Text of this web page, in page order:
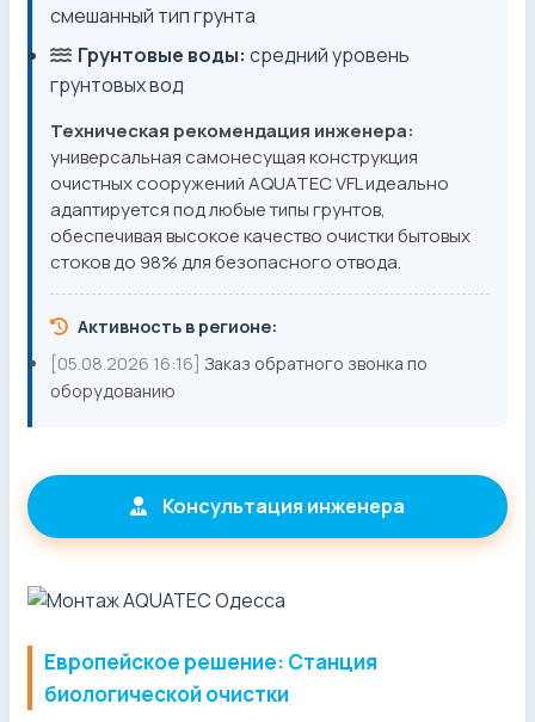
смешанный тип грунта
Грунтовые воды: средний уровень
грунтовых вод
Техническая рекомендация инженера:
универсальная самонесущая конструкция
очистных сооружений AQUATEC VFL идеально
адаптируется под любые типы грунтов,
обеспечивая высокое качество очистки бытовых
стоков до 98% для безопасного отвода.
Активность в регионе:
[05.08.2026 16:16] Заказ обратного звонка по
оборудованию
Консультация инженера
Европейское решение: Станция
биологической очистки